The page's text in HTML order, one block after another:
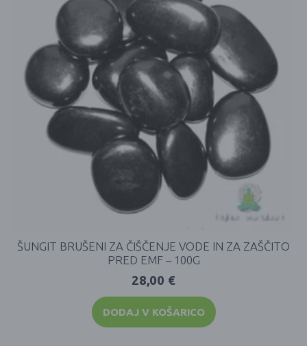
ŠUNGIT BRUŠENI ZA ČIŠČENJE VODE IN ZA ZAŠČITO
PRED EMF – 100G
28,00 €
DODAJ V KOŠARICO